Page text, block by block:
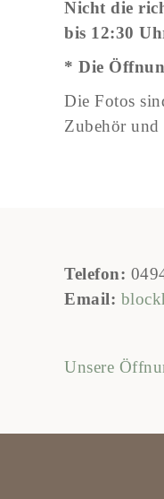
Nicht die
bis 12:30
* Die
Die Fotos
Zubehör
Telefon:
Email:
Unsere